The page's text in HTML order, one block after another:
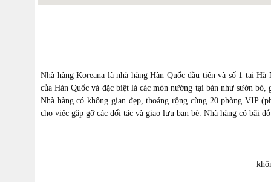
Nhà hàng Koreana là nhà hàng Hàn Quốc đầu tiên và số 1 tại
của Hàn Quốc và đặc biệt là các món nướng tại bàn như sườn
Nhà hàng có không gian đẹp, thoáng rộng cùng 20 phòng VIP
cho việc gặp gỡ các đối tác và giao lưu bạn bè. Nhà hàng có bãi